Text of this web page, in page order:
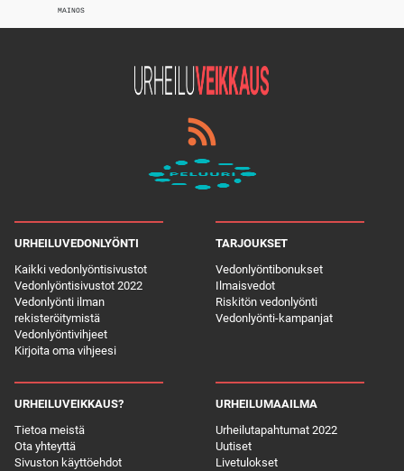
MAINOS
URHEILUVEDONLYÖNTI
Kaikki vedonlyöntisivustot
Vedonlyöntisivustot 2022
Vedonlyönti ilman
rekisteröitymistä
Vedonlyöntivihjeet
Kirjoita oma vihjeesi
TARJOUKSET
Vedonlyöntibonukset
Ilmaisvedot
Riskitön vedonlyönti
Vedonlyönti-kampanjat
URHEILUVEIKKAUS?
Tietoa meistä
Ota yhteyttä
Sivuston käyttöehdot
URHEILUMAAILMA
Urheilutapahtumat 2022
Uutiset
Livetulokset